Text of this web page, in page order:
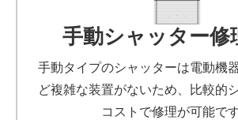
手動シャッター修
手動タイプのシャッターは電動機
ど複雑な装置がないため、比較的
コストで修理が可能です